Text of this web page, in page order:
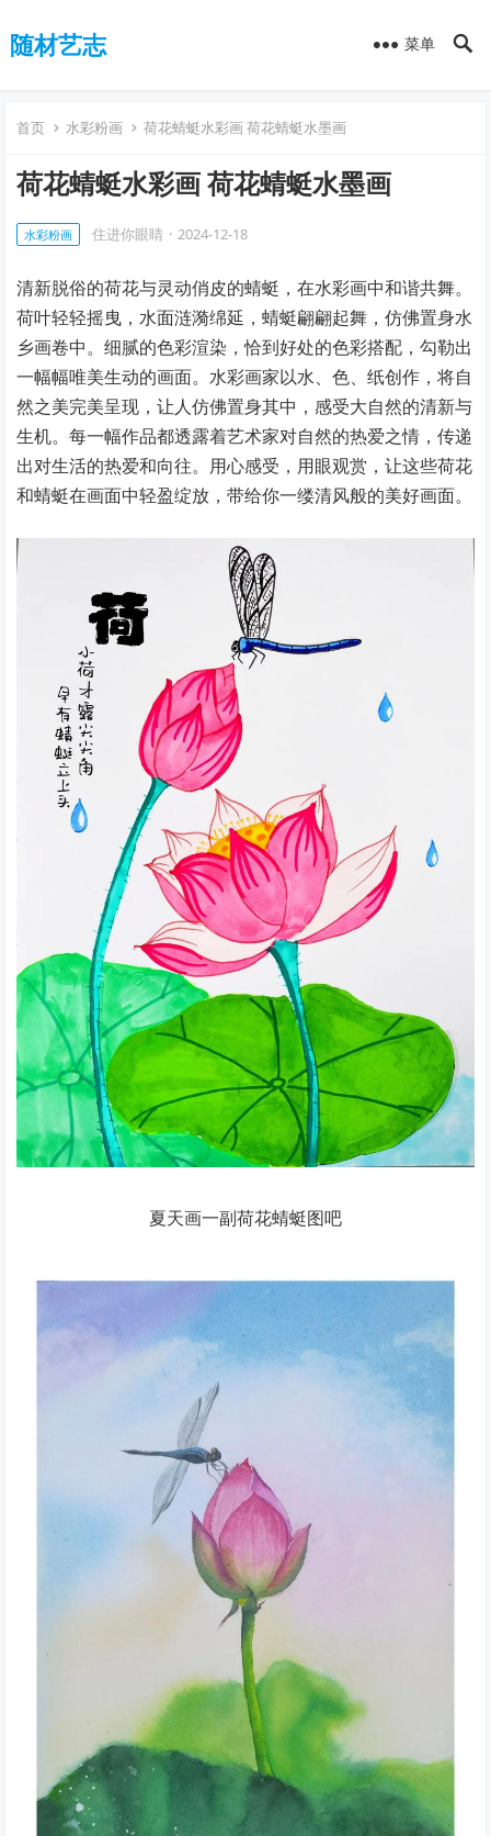
随材艺志 菜单
首页 水彩粉画 荷花蜻蜓水彩画 荷花蜻蜓水墨画
荷花蜻蜓水彩画 荷花蜻蜓水墨画
水彩粉画 住进你眼睛 · 2024-12-18
清新脱俗的荷花与灵动俏皮的蜻蜓，在水彩画中和谐共舞。
荷叶轻轻摇曳，水面涟漪绵延，蜻蜓翩翩起舞，仿佛置身水
乡画卷中。细腻的色彩渲染，恰到好处的色彩搭配，勾勒出
一幅幅唯美生动的画面。水彩画家以水、色、纸创作，将自
然之美完美呈现，让人仿佛置身其中，感受大自然的清新与
生机。每一幅作品都透露着艺术家对自然的热爱之情，传递
出对生活的热爱和向往。用心感受，用眼观赏，让这些荷花
和蜻蜓在画面中轻盈绽放，带给你一缕清风般的美好画面。
夏天画一副荷花蜻蜓图吧